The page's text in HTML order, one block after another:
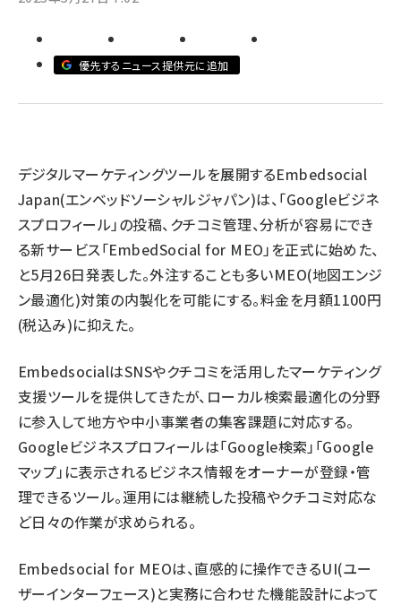
z世代 (1622)
優先するニュース提供元に追加
デジタルマーケティングツールを展開するEmbedsocial
Japan(エンベッドソーシャルジャパン)は、「Googleビジネ
スプロフィール」の投稿、クチコミ管理、分析が容易にでき
る新サービス「EmbedSocial for MEO」を正式に始めた、
と5月26日発表した。外注することも多いMEO(地図エンジ
ン最適化)対策の内製化を可能にする。料金を月額1100円
(税込み)に抑えた。
EmbedsocialはSNSやクチコミを活用したマーケティング
支援ツールを提供してきたが、ローカル検索最適化の分野
に参入して地方や中小事業者の集客課題に対応する。
Googleビジネスプロフィールは「Google検索」「Google
マップ」に表示されるビジネス情報をオーナーが登録・管
理できるツール。運用には継続した投稿やクチコミ対応な
ど日々の作業が求められる。
Embedsocial for MEOは、直感的に操作できるUI(ユー
ザーインターフェース)と実務に合わせた機能設計によって